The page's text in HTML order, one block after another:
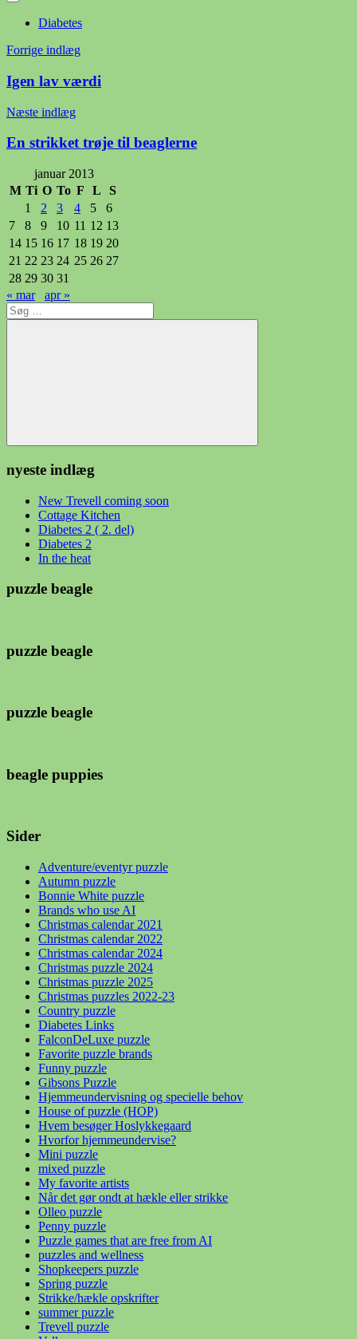
Diabetes
Indlægsnavigation
Forrige indlæg
Igen lav værdi
Næste indlæg
En strikket trøje til beaglerne
januar 2013
M Ti O To F L
S
1
2 3 4 5
6
7
8 9 10 11 12 13
14 15 16 17 18 19 20
21 22 23 24 25 26 27
28 29 30 31
« mar
apr »
Søg
efter:
Søg
nyeste indlæg
New Trevell coming soon
Cottage Kitchen
Diabetes 2 ( 2. del)
Diabetes 2
In the heat
puzzle beagle
puzzle beagle
puzzle beagle
beagle puppies
Sider
Adventure/eventyr puzzle
Autumn puzzle
Bonnie White puzzle
Brands who use AI
Christmas calendar 2021
Christmas calendar 2022
Christmas calendar 2024
Christmas puzzle 2024
Christmas puzzle 2025
Christmas puzzles 2022-23
Country puzzle
Diabetes Links
FalconDeLuxe puzzle
Favorite puzzle brands
Funny puzzle
Gibsons Puzzle
Hjemmeundervisning og specielle behov
House of puzzle (HOP)
Hvem besøger Hoslykkegaard
Hvorfor hjemmeundervise?
Mini puzzle
mixed puzzle
My favorite artists
Når det gør ondt at hækle eller strikke
Olleo puzzle
Penny puzzle
Puzzle games that are free from AI
puzzles and wellness
Shopkeepers puzzle
Spring puzzle
Strikke/hækle opskrifter
summer puzzle
Trevell puzzle